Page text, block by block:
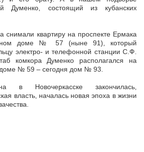
Думенко, состоящий из кубанских
снимали квартиру на проспекте Ермака
доме № 57 (ныне 91), который
электро- и телефонной станции С.Ф.
комкора Думенко располагался на
доме № 59 – сегодня дом № 93.
в Новочеркасске закончилась,
власть, началась новая эпоха в жизни